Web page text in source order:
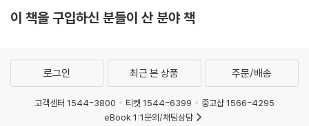
이 책을 구입하신 분들이 산 분야 책
로그인 최근 본 상품 주문/배송
고객센터 1544-3800 티켓 1544-6399
중고샵 1566-4295
eBook 1:1문의/채팅상담